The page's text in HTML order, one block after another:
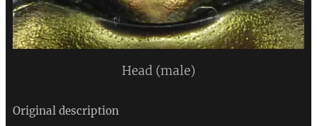
Head (male)
Original description